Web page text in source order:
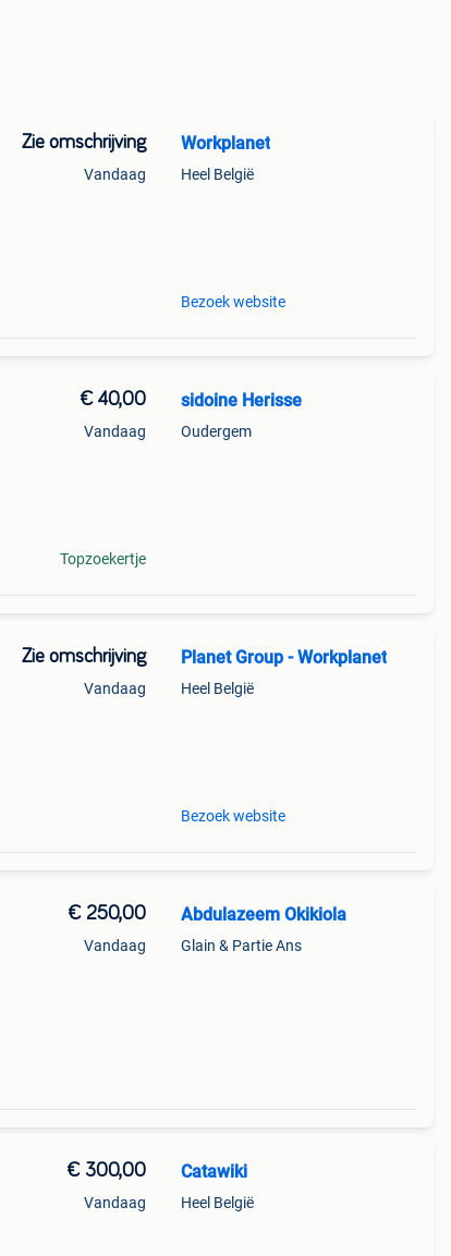
Zie omschrijving
Vandaag
Workplanet
Heel België
Bezoek website
€ 40,00
Vandaag
Topzoekertje
sidoine Herisse
Oudergem
Zie omschrijving
Vandaag
Planet Group - Workplanet
Heel België
Bezoek website
€ 250,00
Vandaag
Abdulazeem Okikiola
Glain & Partie Ans
€ 300,00
Vandaag
Catawiki
Heel België